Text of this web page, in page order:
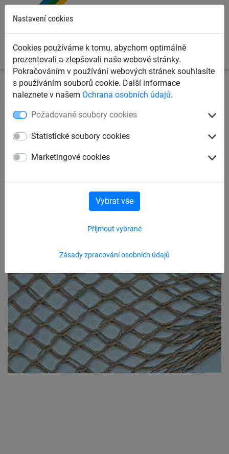
Nastavení cookies
Cookies používáme k tomu, abychom optimálně
prezentovali a zlepšovali naše webové stránky.
Pokračováním v používání webových stránek souhlasíte
s používáním souborů cookie. Další informace
naleznete v našem Ochrana osobních údajů.
Požadované soubory cookies
Statistické soubory cookies
Marketingové cookies
Zásady zpracování osobních údajů
Přijmout vybrané
Vybrat vše
Sportovní sítě Sítě na fotbal Sítě na míče
Síť pro 30 míčů